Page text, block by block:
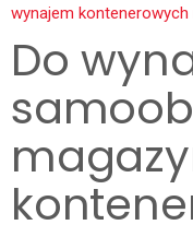
wynajem kontenerowych
Do